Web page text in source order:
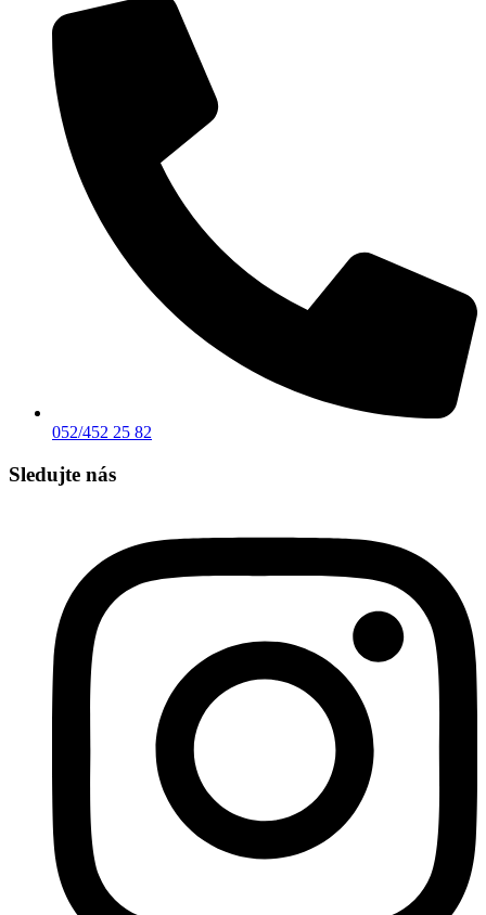
052/452 25 82
Sledujte nás